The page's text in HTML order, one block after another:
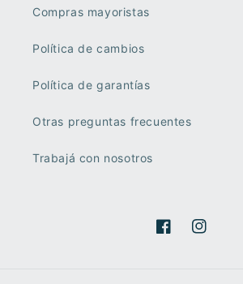
Compras mayoristas
Política de cambios
Política de garantías
Otras preguntas frecuentes
Trabajá con nosotros
FacebookInstagram